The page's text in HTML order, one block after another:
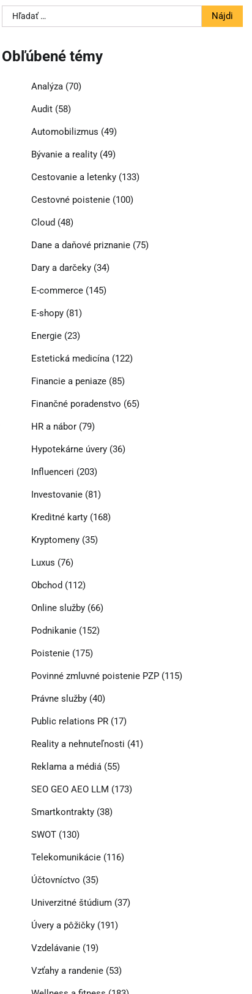
Hľadať:
Obľúbené témy
Analýza(70)
Audit(58)
Automobilizmus (49)
Bývanie a reality(49)
Cestovanie a letenky(133)
Cestovné poistenie(100)
Cloud (48)
Dane a daňové priznanie(75)
Dary a darčeky(34)
E-commerce(145)
E-shopy(81)
Energie(23)
Estetická medicína(122)
Financie a peniaze(85)
Finančné poradenstvo (65)
HR a nábor(79)
Hypotekárne úvery(36)
Influenceri (203)
Investovanie(81)
Kreditné karty(168)
Kryptomeny(35)
Luxus (76)
Obchod (112)
Online služby(66)
Podnikanie(152)
Poistenie(175)
Povinné zmluvné poistenie PZP(115)
Právne služby(40)
Public relations PR(17)
Reality a nehnuteľnosti (41)
Reklama a médiá(55)
SEO GEO AEO LLM (173)
Smartkontrakty(38)
SWOT(130)
Telekomunikácie(116)
Účtovníctvo (35)
Univerzitné štúdium(37)
Úvery a pôžičky(191)
Vzdelávanie(19)
Vzťahy a randenie(53)